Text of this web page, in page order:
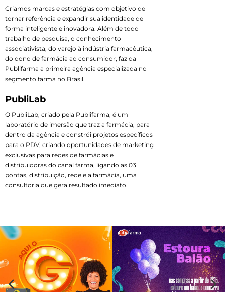
Criamos marcas e estratégias com objetivo de
tornar referência e expandir sua identidade de
forma inteligente e inovadora. Além de todo
trabalho de pesquisa, o conhecimento
associativista, do varejo à indústria farmacêutica,
do dono de farmácia ao consumidor, faz da
Publifarma a primeira agência especializada no
segmento farma no Brasil.
PubliLab
O PubliLab, criado pela Publifarma, é um
laboratório de imersão que traz a farmácia, para
dentro da agência e constrói projetos específicos
para o PDV, criando oportunidades de marketing
exclusivas para redes de farmácias e
distribuidoras do canal farma, ligando as 03
pontas, distribuição, rede e a farmácia, uma
consultoria que gera resultado imediato.